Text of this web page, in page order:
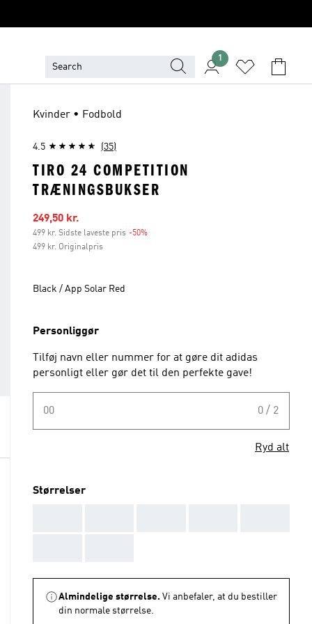
1
Kvinder • Fodbold
4.5 (35)
TIRO 24 COMPETITION
TRÆNINGSBUKSER
Udsalgspris
249,50 kr.
499 kr. Sidste laveste pris -50%
499 kr. Originalpris
Black / App Solar Red
Personliggør
Tilføj navn eller nummer for at gøre dit adidas
personligt eller gør det til den perfekte gave!
00 0 / 2
Ryd alt
Størrelser
Almindelige størrelse. Vi anbefaler, at du bestiller
din normale størrelse.